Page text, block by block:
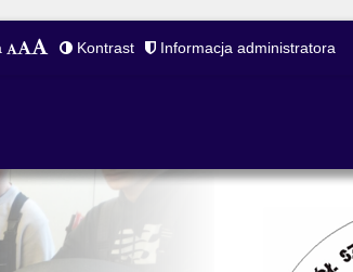
Kontrast Informacja administratora